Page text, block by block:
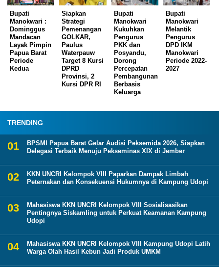
Bupati
Manokwari :
Dominggus
Mandacan
Layak Pimpin
Papua Barat
Periode
Kedua
Siapkan
Strategi
Pemenangan
GOLKAR,
Paulus
Waterpauw
Target 8 Kursi
DPRD
Provinsi, 2
Kursi DPR RI
Bupati
Manokwari
Kukuhkan
Pengurus
PKK dan
Posyandu,
Dorong
Percepatan
Pembangunan
Berbasis
Keluarga
Bupati
Manokwari
Melantik
Pengurus
DPD IKM
Manokwari
Periode 2022-
2027
TRENDING
BPSMI Papua Barat Gelar Audisi Peksemida 2026, Siapkan
Delegasi Terbaik Menuju Pekseminas XIX di Jember
KKN UNCRI Kelompok VIII Paparkan Dampak Limbah
Peternakan dan Konsekuensi Hukumnya di Kampung Udopi
Mahasiswa KKN UNCRI Kelompok VIII Sosialisasikan
Pentingnya Siskamling untuk Perkuat Keamanan Kampung
Udopi
Mahasiswa KKN UNCRI Kelompok VIII Kampung Udopi Latih
Warga Olah Hasil Kebun Jadi Produk UMKM